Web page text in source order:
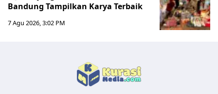
Bandung Tampilkan Karya Terbaik
7 Agu 2026, 3:02 PM